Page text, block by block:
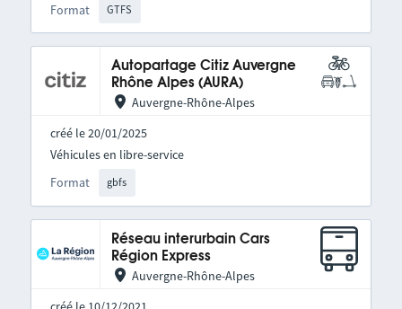
Format GTFS
Autopartage Citiz Auvergne
Rhône Alpes (AURA)
Auvergne-Rhône-Alpes
créé le 20/01/2025
Format gbfs
Véhicules en libre-service
Réseau interurbain Cars
Région Express
Auvergne-Rhône-Alpes